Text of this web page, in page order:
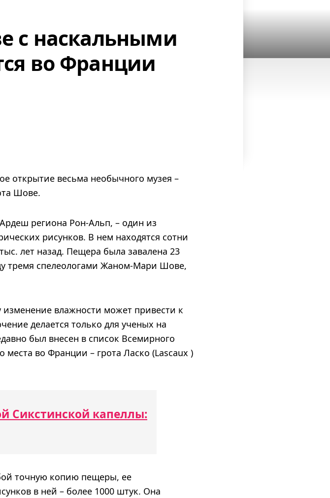
с наскальными
во Франции
открытие весьма необычного музея –
Шове.
региона Рон-Альп, – один из
рисунков. В нем находятся сотни
лет назад. Пещера была завалена 23
тремя спелеологами Жаном-Мари Шове,
влажности может привести к
делается только для ученых на
был внесен в список Всемирного
во Франции – грота Ласко (Lascaux )
Сикстинской капеллы:
точную копию пещеры, ее
в ней – более 1000 штук. Она